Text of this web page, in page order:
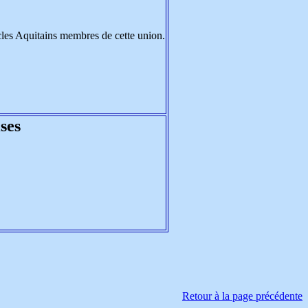
Aquitains membres de cette union.
Retour à la page précédente